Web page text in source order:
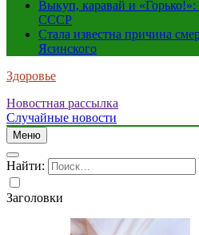
Выкуп, каравай и «Горько!»:
СССР
Стала известна причина
Ясинского
Здоровье
Новостная рассылка
Случайные новости
Меню
Найти:
Заголовки